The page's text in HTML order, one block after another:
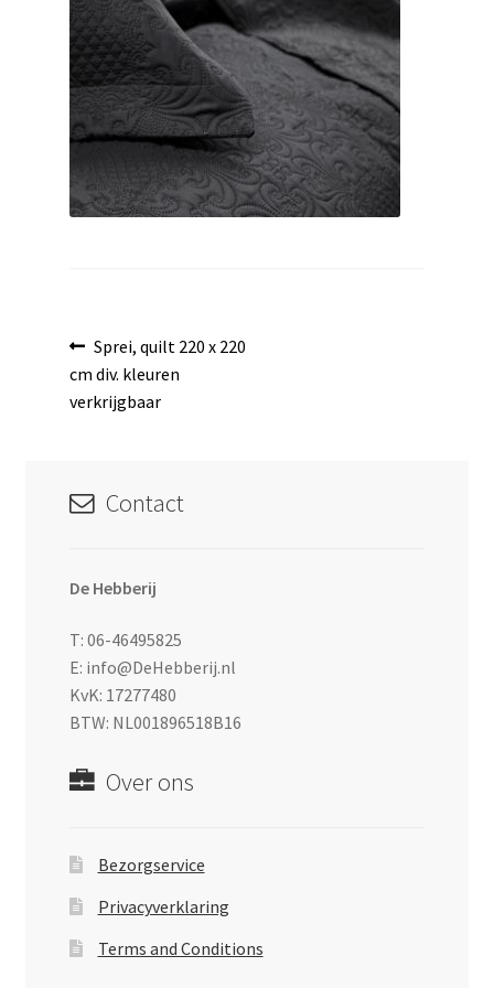
Bericht
navigatie
Vorig
bericht:
Sprei, quilt 220 x 220
cm div. kleuren
verkrijgbaar
Contact
De Hebberij
T: 06-46495825
E: info@DeHebberij.nl
KvK: 17277480
BTW: NL001896518B16
Over ons
Bezorgservice
Privacyverklaring
Terms and Conditions